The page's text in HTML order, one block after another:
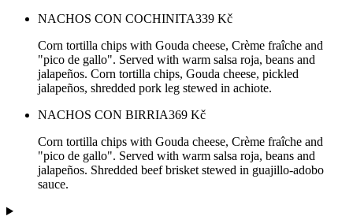
NACHOS CON COCHINITA339 Kč
Corn tortilla chips with Gouda cheese, Crème fraîche and
"pico de gallo". Served with warm salsa roja, beans and
jalapeños. Corn tortilla chips, Gouda cheese, pickled
jalapeños, shredded pork leg stewed in achiote.
NACHOS CON BIRRIA369 Kč
Corn tortilla chips with Gouda cheese, Crème fraîche and
"pico de gallo". Served with warm salsa roja, beans and
jalapeños. Shredded beef brisket stewed in guajillo-adobo
sauce.